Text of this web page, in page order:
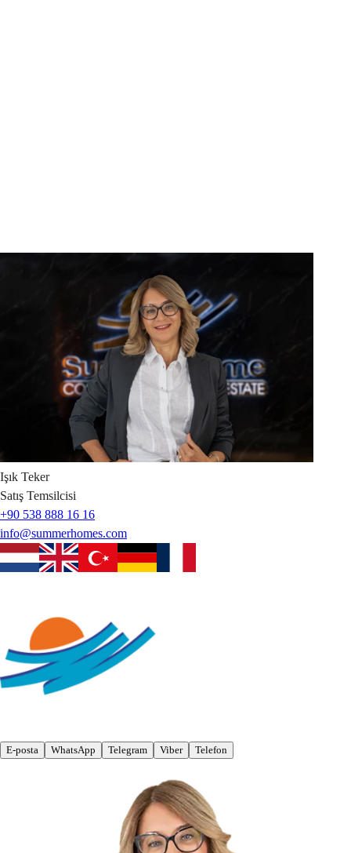
Işık Teker
Satış Temsilcisi
+90 538 888 16 16
info@summerhomes.com
E-posta WhatsApp Telegram Viber Telefon